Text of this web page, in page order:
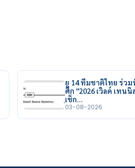
ยู 14 ทีมชาติไทย ร่วม
ศึก "2026 เวิลด์ เทนนิ
เช็ก…
03-08-2026